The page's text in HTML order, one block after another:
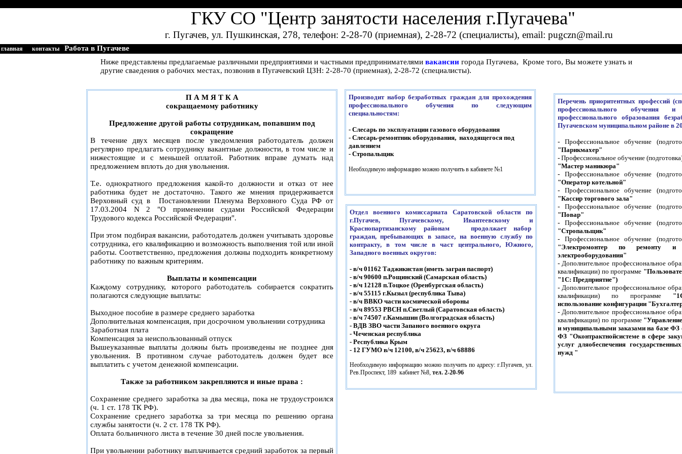
ГКУ СО "Центр занятости населения г.Пугачева"
г. Пугачев, ул. Пушкинская, 278, телефон: 2-28-70 (приемная), 2-28-72 (специалисты), email: pugczn@mail.ru
главная контакты
Работа в Пугачеве
Ниже представлены предлагаемые различными предприятиями и частными предпринимателями вакансии города Пугачева, Кроме того, Вы можете узнать и
другие сваедения о рабочих местах, позвонив в Пугачевский ЦЗН: 2-28-70 (приемная), 2-28-72 (специалисты).
П А М Я Т К А
сокращаемому работнику
Предложение другой работы сотрудникам, попавшим под
сокращение
В течение двух месяцев после уведомления работодатель должен
регулярно предлагать сотруднику вакантные должности, в том числе и
нижестоящие и с меньшей оплатой. Работник вправе думать над
предложением вплоть до дня увольнения.
Т.е. однократного предложения какой-то должности и отказ от нее
работника будет не достаточно. Такого же мнения придерживается
Верховный суд в Постановлении Пленума Верховного Суда РФ от
17.03.2004 N 2 "О применении судами Российской Федерации
Трудового кодекса Российской Федерации".
При этом подбирая вакансии, работодатель должен учитывать здоровье
сотрудника, его квалификацию и возможность выполнения той или иной
работы. Соответственно, предложения должны подходить конкретному
работнику по важным критериям.
Выплаты и компенсации
Каждому сотруднику, которого работодатель собирается сократить
полагаются следующие выплаты:
Выходное пособие в размере среднего заработка
Дополнительная компенсация, при досрочном увольнении сотрудника
Заработная плата
Компенсация за неиспользованный отпуск
Вышеуказанные выплаты должны быть произведены не позднее дня
увольнения. В противном случае работодатель должен будет все
выплатить с учетом денежной компенсации.
Также за работником закрепляются и иные права :
Сохранение среднего заработка за два месяца, пока не трудоустроился
(ч. 1 ст. 178 ТК РФ).
Сохранение среднего заработка за три месяца по решению органа
службы занятости (ч. 2 ст. 178 ТК РФ).
Оплата больничного листа в течение 30 дней после увольнения.
При увольнении работнику выплачивается средний заработок за первый
Производит набор безработных граждан для прохождения
профессионального обучения по следующим
специальностям:
- Слесарь по эксплуатации газового оборудования
- Слесарь-ремонтник оборудования, находящегося под
давлением
- Стропальщик
Необходимую информацию можно получить в кабинете №1
Отдел военного комиссариата Саратовской области по
г.Пугачев, Пугачевскому, Ивантеевскому и
Краснопартизанскому районам продолжает набор
граждан, пребывающих в запасе, на военную службу по
контракту, в том числе в част центрального, Южного,
Западного военных округов:
- в/ч 01162 Таджикистан (иметь загран паспорт)
- в/ч 90600 п.Рощинский (Самарская область)
- в/ч 12128 п.Тоцкое (Оренбургская область)
- в/ч 55115 г.Кызыл (республика Тыва)
- в/ч ВВКО части космической обороны
- в/ч 89553 РВСН п.Светлый (Саратовская область)
- в/ч 74507 г.Камышин (Волгоградская область)
- ВДВ ЗВО части Запаного военного округа
- Чеченская республика
- Республика Крым
- 12 ГУМО в/ч 12100, в/ч 25623, в/ч 68886
Необходимую информацию можно получить по адресу: г.Пугачев, ул.
Рев.Проспект, 189 кабинет №8, тел. 2-20-96
Перечень приоритентных профессий
профессионального обучения и
профессионального образования
Пугачевском муниципальном районе в
- Профессиональное обучение
"Парикмахер"
- Профессиональное обучение
"Мастер маникюра"
- Профессиональное обучение
"Оператор котельной"
- Профессиональное обучение
"Кассир торгового зала"
- Профессиональное обучение
"Повар"
- Профессиональное обучение
"Стропальщик"
- Профессиональное обучение
"Электромонтер по ремонту и
электрооборудования"
-Дополнительное профессиональное
квалификации) по программе
"1С: Предприятие")
-Дополнительное профессиональное
квалификации) по программе "1С:
использование конфигурации
-Дополнительное профессиональное
квалификации) по программе
и муниципальными заказами на базе ФЗ
ФЗ "Оконтрактнойсистеме в сфере
услуг дляобеспечения
нужд "